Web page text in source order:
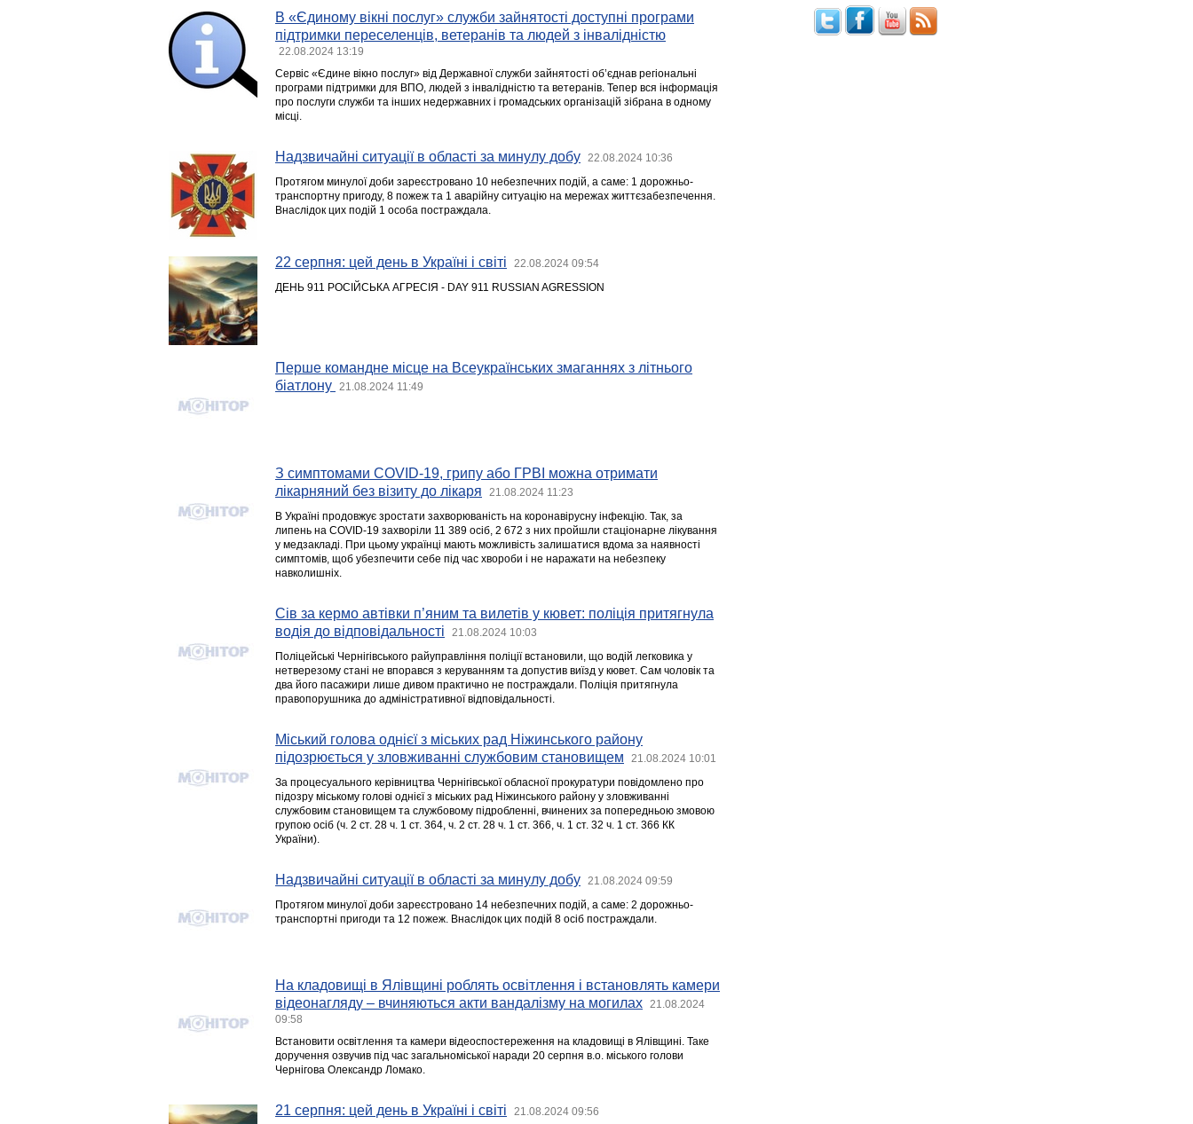
В «Єдиному вікні послуг» служби зайнятості доступні програми
підтримки переселенців, ветеранів та людей з інвалідністю
22.08.2024 13:19
Сервіс «Єдине вікно послуг» від Державної служби зайнятості об’єднав регіональні
програми підтримки для ВПО, людей з інвалідністю та ветеранів. Тепер вся інформація
про послуги служби та інших недержавних і громадських організацій зібрана в одному
місці.
Надзвичайні ситуації в області за минулу добу 22.08.2024 10:36
Протягом минулої доби зареєстровано 10 небезпечних подій, а саме: 1 дорожньо-
транспортну пригоду, 8 пожеж та 1 аварійну ситуацію на мережах життєзабезпечення.
Внаслідок цих подій 1 особа постраждала.
22 серпня: цей день в Україні і світі 22.08.2024 09:54
ДЕНЬ 911 РОСІЙСЬКА АГРЕСІЯ - DAY 911 RUSSIAN AGRESSION
Перше командне місце на Всеукраїнських змаганнях з літнього
біатлону
21.08.2024 11:49
З симптомами COVID-19, грипу або ГРВІ можна отримати
лікарняний без візиту до лікаря
21.08.2024 11:23
В Україні продовжує зростати захворюваність на коронавірусну інфекцію. Так, за
липень на COVID-19 захворіли 11 389 осіб, 2 672 з них пройшли стаціонарне лікування
у медзакладі. При цьому українці мають можливість залишатися вдома за наявності
симптомів, щоб убезпечити себе під час хвороби і не наражати на небезпеку
навколишніх.
Сів за кермо автівки п’яним та вилетів у кювет: поліція притягнула
водія до відповідальності
21.08.2024 10:03
Поліцейські Чернігівського райуправління поліції встановили, що водій легковика у
нетверезому стані не впорався з керуванням та допустив виїзд у кювет. Сам чоловік та
два його пасажири лише дивом практично не постраждали. Поліція притягнула
правопорушника до адміністративної відповідальності.
Міський голова однієї з міських рад Ніжинського району
підозрюється у зловживанні службовим становищем
21.08.2024 10:01
За процесуального керівництва Чернігівської обласної прокуратури повідомлено про
підозру міському голові однієї з міських рад Ніжинського району у зловживанні
службовим становищем та службовому підробленні, вчинених за попередньою змовою
групою осіб (ч. 2 ст. 28 ч. 1 ст. 364, ч. 2 ст. 28 ч. 1 ст. 366, ч. 1 ст. 32 ч. 1 ст. 366 КК
України).
Надзвичайні ситуації в області за минулу добу 21.08.2024 09:59
Протягом минулої доби зареєстровано 14 небезпечних подій, а саме: 2 дорожньо-
транспортні пригоди та 12 пожеж. Внаслідок цих подій 8 осіб постраждали.
На кладовищі в Ялівщині роблять освітлення і встановлять камери
відеонагляду – вчиняються акти вандалізму на могилах
21.08.2024
09:58
Встановити освітлення та камери відеоспостереження на кладовищі в Ялівщині. Таке
доручення озвучив під час загальноміської наради 20 серпня в.о. міського голови
Чернігова Олександр Ломако.
21 серпня: цей день в Україні і світі 21.08.2024 09:56